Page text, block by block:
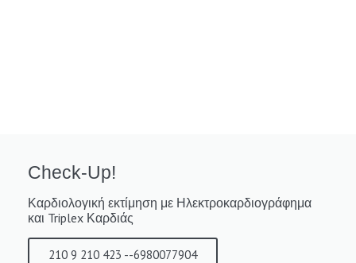
Check-Up!
Καρδιολογική εκτίμηση με Ηλεκτροκαρδιογράφημα
και Triplex Καρδιάς
210 9 210 423 --6980077904